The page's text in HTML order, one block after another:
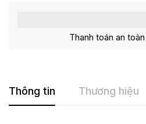
Thanh toán an
Thông tin Thương hiệu